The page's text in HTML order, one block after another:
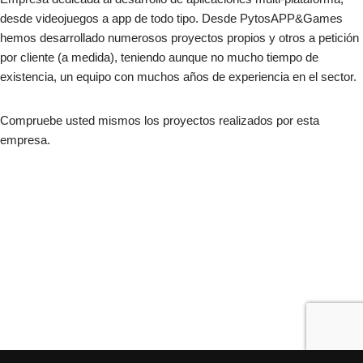
desde videojuegos a app de todo tipo. Desde PytosAPP&Games
hemos desarrollado numerosos proyectos propios y otros a petición
por cliente (a medida), teniendo aunque no mucho tiempo de
existencia, un equipo con muchos años de experiencia en el sector.
Compruebe usted mismos los proyectos realizados por esta
empresa.